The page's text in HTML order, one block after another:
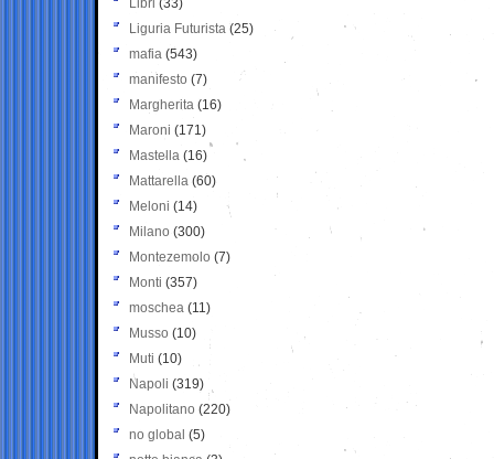
Libri (33)
Liguria Futurista (25)
mafia (543)
manifesto (7)
Margherita (16)
Maroni (171)
Mastella (16)
Mattarella (60)
Meloni (14)
Milano (300)
Montezemolo (7)
Monti (357)
moschea (11)
Musso (10)
Muti (10)
Napoli (319)
Napolitano (220)
no global (5)